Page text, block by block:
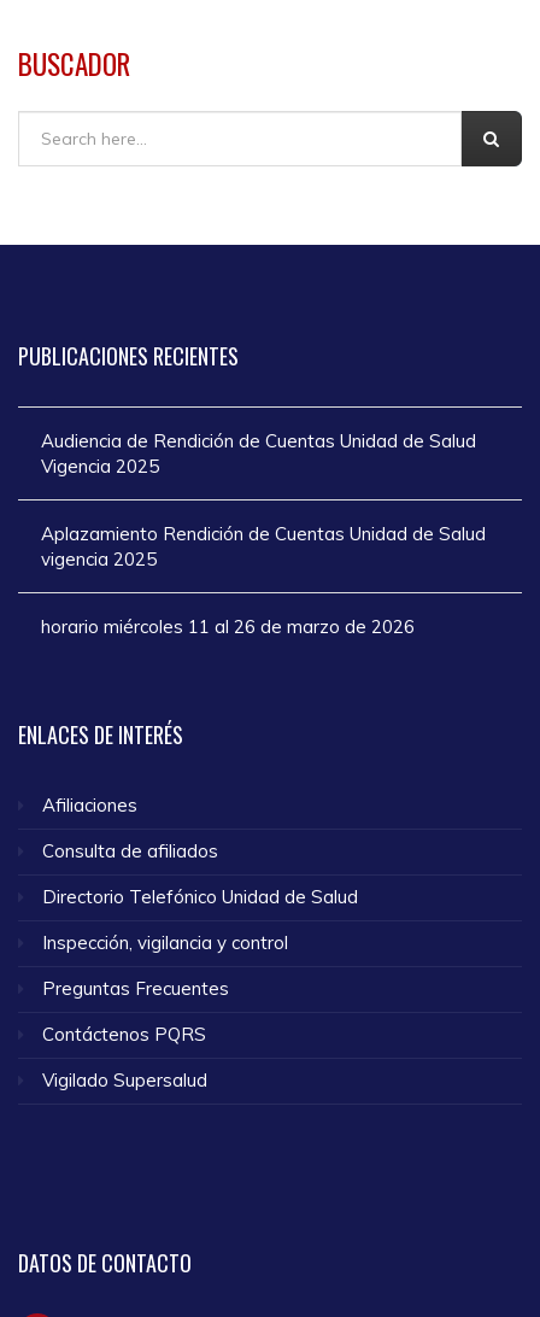
BUSCADOR
Buscar
PUBLICACIONES RECIENTES
Audiencia de Rendición de Cuentas Unidad de Salud
Vigencia 2025
Aplazamiento Rendición de Cuentas Unidad de Salud
vigencia 2025
horario miércoles 11 al 26 de marzo de 2026
ENLACES DE INTERÉS
Afiliaciones
Consulta de afiliados
Directorio Telefónico Unidad de Salud
Inspección, vigilancia y control
Preguntas Frecuentes
Contáctenos PQRS
Vigilado Supersalud
DATOS DE CONTACTO